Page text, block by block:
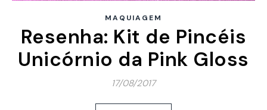
MAQUIAGEM
Resenha: Kit de Pincéis
Unicórnio da Pink Gloss
17/08/2017